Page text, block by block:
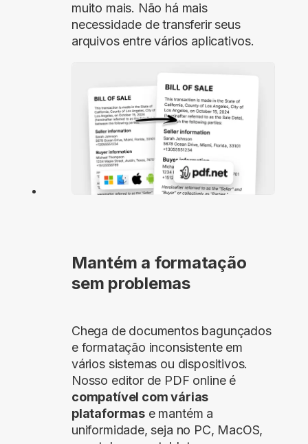
muito mais. Não há mais
necessidade de transferir seus
arquivos entre vários aplicativos.
Mantém a formatação
sem problemas
Chega de documentos bagunçados
e formatação inconsistente em
vários sistemas ou dispositivos.
Nosso editor de PDF online é
compatível com várias
plataformas e mantém a
uniformidade, seja no PC, MacOS,